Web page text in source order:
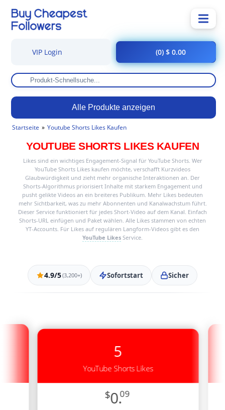
Alle Produkte anzeigen
VIP Login (0) $ 0.00
Startseite Youtube Shorts Likes Kaufen
YOUTUBE SHORTS LIKES KAUFEN
Likes sind ein wichtiges Engagement-Signal für YouTube Shorts. Wer
YouTube Shorts Likes kaufen möchte, verschafft Kurzvideos
Glaubwürdigkeit und zieht mehr organische Interaktionen an. Der
Shorts-Algorithmus priorisiert Inhalte mit starkem Engagement und
pusht gelikte Videos an ein breiteres Publikum. Mehr Likes bedeuten
mehr Sichtbarkeit, was zu mehr Abonnenten und Kanalwachstum führt.
Dieser Service funktioniert für jedes Short-Video auf dem Kanal. Einfach
Shorts-URL einfügen und Paket wählen. Alle Likes stammen von echten
YT-Accounts. Für Likes auf regulären Langform-Videos gibt es den
YouTube Likes Service.
4.9/5(3,200+) Sofortstart Sicher
5
YouTube Shorts Likes
$0.09